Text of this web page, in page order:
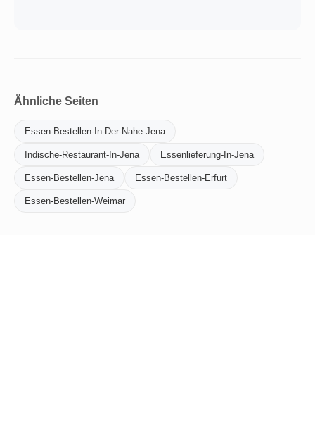
Ähnliche Seiten
Essen-Bestellen-In-Der-Nahe-Jena
Indische-Restaurant-In-Jena Essenlieferung-In-Jena
Essen-Bestellen-Jena Essen-Bestellen-Erfurt
Essen-Bestellen-Weimar